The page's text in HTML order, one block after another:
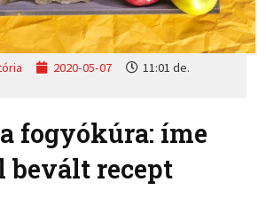
2020-05-07
11:01 de.
fogyókúra: íme
bevált recept